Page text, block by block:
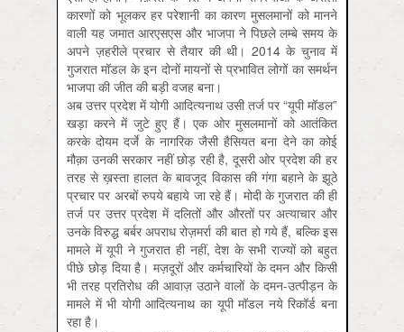
कारणों को भूलकर हर परेशानी का कारण मुसलमानों को मानने
वाली यह जमात आरएसएस और भाजपा ने पिछले लम्बे समय के
अपने ज़हरीले प्रचार से तैयार की थी। 2014 के चुनाव में
गुजरात मॉडल के इन दोनों मायनों से प्रभावित लोगों का समर्थन
भाजपा की जीत की बड़ी वजह बना।
अब उत्तर प्रदेश में योगी आदित्यनाथ उसी तर्ज पर “यूपी मॉडल”
खड़ा करने में जुटे हुए हैं। एक ओर मुसलमानों को आतंकित
करके दोयम दर्जे के नागरिक जैसी हैसियत बना देने का कोई
मौक़ा उनकी सरकार नहीं छोड़ रही है, दूसरी ओर प्रदेश की हर
तरह से ख़स्ता हालत के बावजूद विकास की गंगा बहाने के झूठे
प्रचार पर अरबों रुपये बहाये जा रहे हैं। मोदी के गुजरात की ही
तर्ज पर उत्तर प्रदेश में दलितों और औरतों पर अत्याचार और
उनके विरुद्ध बर्बर अपराध रोज़मर्रा की बात हो गये हैं, बल्कि इस
मामले में यूपी ने गुजरात ही नहीं, देश के सभी राज्यों को बहुत
पीछे छोड़ दिया है। मज़दूरों और कर्मचारियों के दमन और किसी
भी तरह प्रतिरोध की आवाज़ उठाने वालों के दमन-उत्पीड़न के
मामले में भी योगी आदित्यनाथ का यूपी मॉडल नये रिकॉर्ड बना
रहा है।